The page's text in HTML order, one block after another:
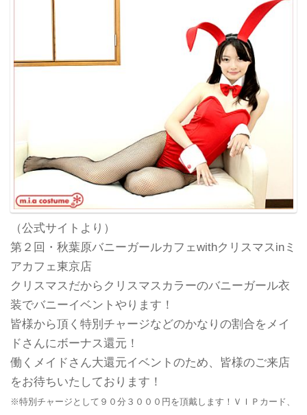
（公式サイトより）
第２回・秋葉原バニーガールカフェwithクリスマスinミ
アカフェ東京店
クリスマスだからクリスマスカラーのバニーガール衣
装でバニーイベントやります！
皆様から頂く特別チャージなどのかなりの割合をメイ
ドさんにボーナス還元！
働くメイドさん大還元イベントのため、皆様のご来店
をお待ちいたしております！
※特別チャージとして９０分３０００円を頂戴します！ＶＩＰカード、